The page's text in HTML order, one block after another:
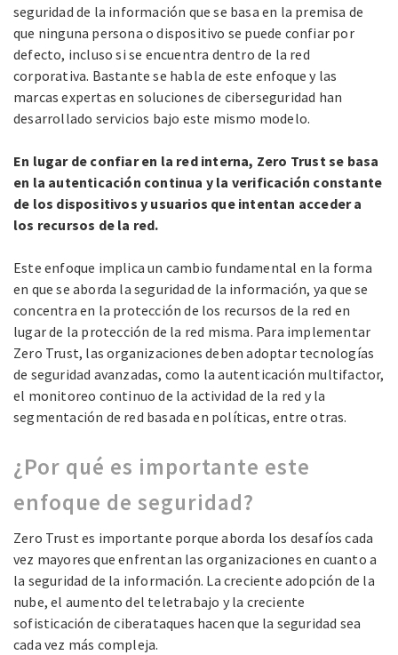
seguridad de la información que se basa en la premisa de
que ninguna persona o dispositivo se puede confiar por
defecto, incluso si se encuentra dentro de la red
corporativa. Bastante se habla de este enfoque y las
marcas expertas en soluciones de ciberseguridad han
desarrollado servicios bajo este mismo modelo.
En lugar de confiar en la red interna, Zero Trust se basa
en la autenticación continua y la verificación constante
de los dispositivos y usuarios que intentan acceder a
los recursos de la red.
Este enfoque implica un cambio fundamental en la forma
en que se aborda la seguridad de la información, ya que se
concentra en la protección de los recursos de la red en
lugar de la protección de la red misma. Para implementar
Zero Trust, las organizaciones deben adoptar tecnologías
de seguridad avanzadas, como la autenticación multifactor,
el monitoreo continuo de la actividad de la red y la
segmentación de red basada en políticas, entre otras.
¿Por qué es importante este
enfoque de seguridad?
Zero Trust es importante porque aborda los desafíos cada
vez mayores que enfrentan las organizaciones en cuanto a
la seguridad de la información. La creciente adopción de la
nube, el aumento del teletrabajo y la creciente
sofisticación de ciberataques hacen que la seguridad sea
cada vez más compleja.